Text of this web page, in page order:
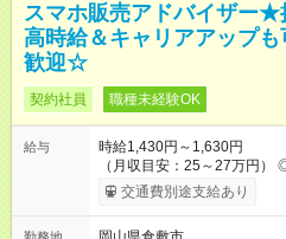
スマホ販売アドバイザー★
高時給＆キャリアアップ
歓迎☆
契約社員 職種未経験OK
給与
時給1,430円～1,630円
（月収目安：25～27万円） ◎安定した給与で安心！ 長期・フル
タイムで勤務いただける方
す。シフトが削られること
交通費別途支給あり